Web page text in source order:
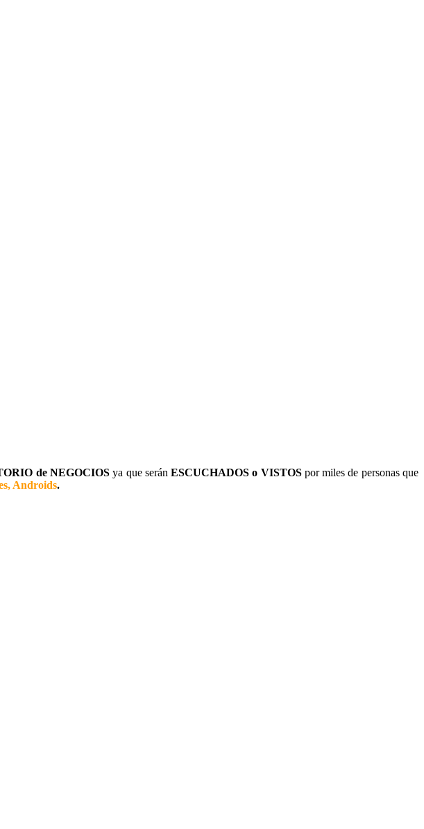
de NEGOCIOSya que serán ESCUCHADOS o VISTOSpor miles de personas que
Androids.